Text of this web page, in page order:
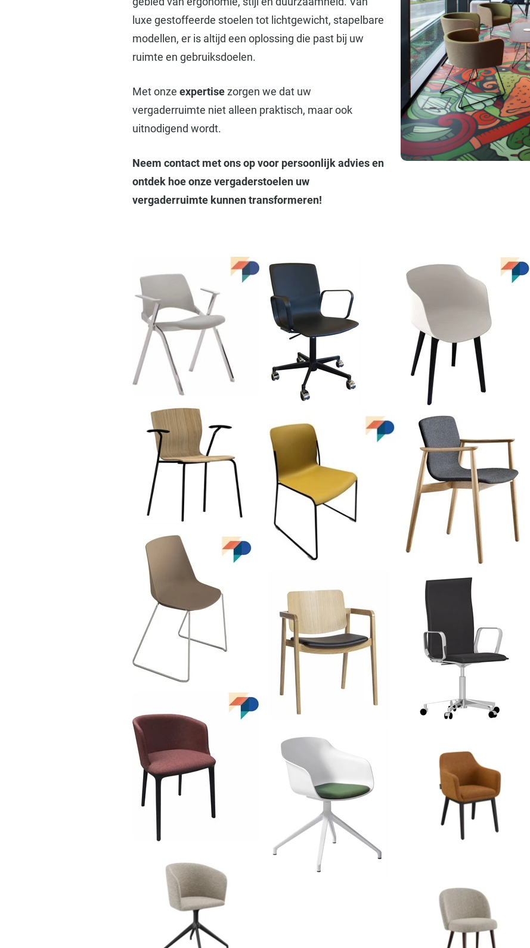
luxe gestoffeerde stoelen tot lichtgewicht, stapelbare
modellen, er is altijd een oplossing die past bij uw
ruimte en gebruiksdoelen.
Met onze expertisezorgen we dat uw
vergaderruimte niet alleen praktisch, maar ook
uitnodigend wordt.
Neem contact met ons op voor persoonlijk advies en
ontdek hoe onze vergaderstoelen uw
vergaderruimte kunnen transformeren!